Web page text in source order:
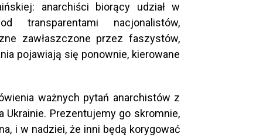
anarchiści biorący udział w
transparentami nacjonalistów,
zawłaszczone przez faszystów,
pojawiają się ponownie, kierowane
ważnych pytań anarchistów z
Ukrainie. Prezentujemy go skromnie,
i w nadziei, że inni będą korygować